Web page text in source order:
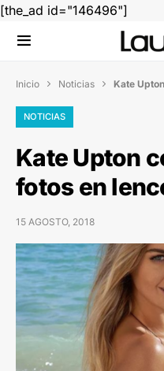
[the_ad id="146496"]
Inicio  Noticias  Kate
NOTICIAS
Kate Upton
fotos en
15 AGOSTO, 2018